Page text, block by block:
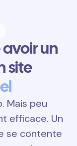
un
site
Mais peu
efficace. Un
se contente